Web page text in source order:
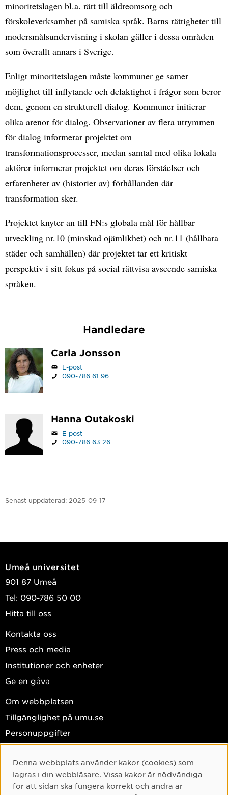
minoritetslagen bl.a. rätt till äldreomsorg och
förskoleverksamhet på samiska språk. Barns rättigheter till
modersmålsundervisning i skolan gäller i dessa områden
som överallt annars i Sverige.
Enligt minoritetslagen måste kommuner ge samer
möjlighet till inflytande och delaktighet i frågor som beror
dem, genom en strukturell dialog. Kommuner initierar
olika arenor för dialog. Observationer av flera utrymmen
för dialog informerar projektet om
transformationsprocesser, medan samtal med olika lokala
aktörer informerar projektet om deras förståelser och
erfarenheter av (historier av) förhållanden där
transformation sker.
Projektet knyter an till FN:s globala mål för hållbar
utveckling nr.10 (minskad ojämlikhet) och nr.11 (hållbara
städer och samhällen) där projektet tar ett kritiskt
perspektiv i sitt fokus på social rättvisa avseende samiska
språken.
Handledare
Carla Jonsson
E-post
090-786 61 96
Hanna Outakoski
E-post
090-786 63 26
Senast uppdaterad: 2025-09-17
Umeå universitet
901 87 Umeå
Tel: 090-786 50 00
Hitta till oss
Kontakta oss
Press och media
Institutioner och enheter
Ge en gåva
Om webbplatsen
Tillgänglighet på umu.se
Personuppgifter
Facebook
Instagram
Cookie-samtycke
Denna webbplats använder kakor (cookies) som
lagras i din webbläsare. Vissa kakor är nödvändiga
för att sidan ska fungera korrekt och andra är